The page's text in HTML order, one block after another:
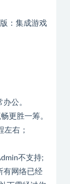
：集成游戏
公。
更胜一筹。
右；
不支持;
有网络已经